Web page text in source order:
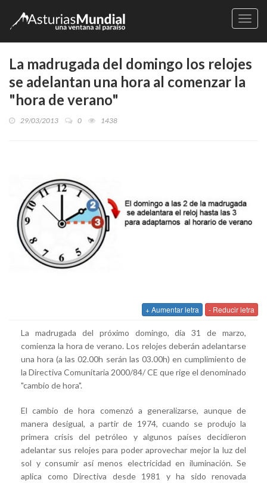
La madrugada del domingo los relojes
se adelantan una hora al comenzar la
"hora de verano"
29/03/2013 0 1438
+ Aumentar letra - Reducir letra
La madrugada del próximo domingo, día 31 de marzo,
comienza la hora de verano. Los relojes deberán adelantarse
una hora (a las 02.00h serán las 03.00h) en cumplimiento de
la Directiva Comunitaria 2000/84/ CE que rige el denominado
"cambio de hora".
El cambio de hora comenzó a generalizarse, aunque de
manera desigual, a partir de 1974, cuando se produjo la
primera crisis del petróleo y algunos países decidieron
adelantar sus relojes para poder aprovechar mejor la luz del
sol y consumir así menos electricidad en iluminación. Se
aplica como Directiva desde 1981 y ha sido renovada